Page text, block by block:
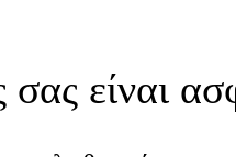
σας είναι